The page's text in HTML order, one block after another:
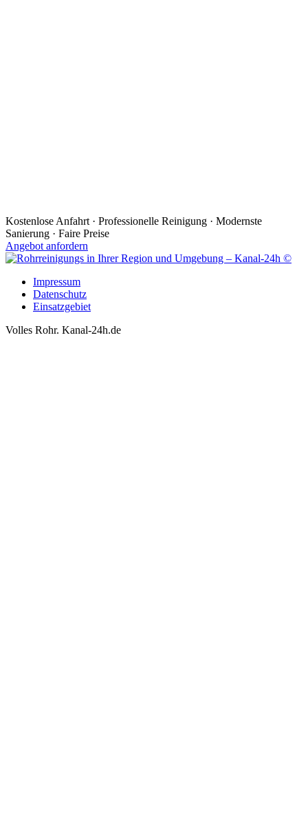
Kostenlose Anfahrt · Professionelle Reinigung · Modernste
Sanierung · Faire Preise
Angebot anfordern
Impressum
Datenschutz
Einsatzgebiet
Volles Rohr. Kanal-24h.de